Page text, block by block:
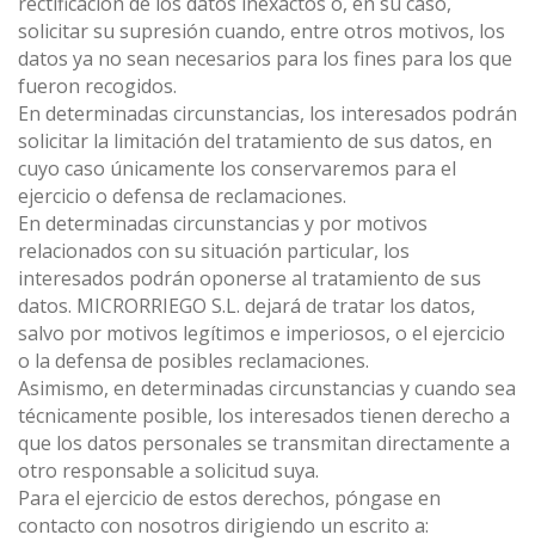
solicitar su supresión cuando, entre otros motivos, los
datos ya no sean necesarios para los fines para los que
fueron recogidos.
En determinadas circunstancias, los interesados podrán
solicitar la limitación del tratamiento de sus datos, en
cuyo caso únicamente los conservaremos para el
ejercicio o defensa de reclamaciones.
En determinadas circunstancias y por motivos
relacionados con su situación particular, los
interesados podrán oponerse al tratamiento de sus
datos. MICRORRIEGO S.L. dejará de tratar los datos,
salvo por motivos legítimos e imperiosos, o el ejercicio
o la defensa de posibles reclamaciones.
Asimismo, en determinadas circunstancias y cuando sea
técnicamente posible, los interesados tienen derecho a
que los datos personales se transmitan directamente a
otro responsable a solicitud suya.
Para el ejercicio de estos derechos, póngase en
contacto con nosotros dirigiendo un escrito a: